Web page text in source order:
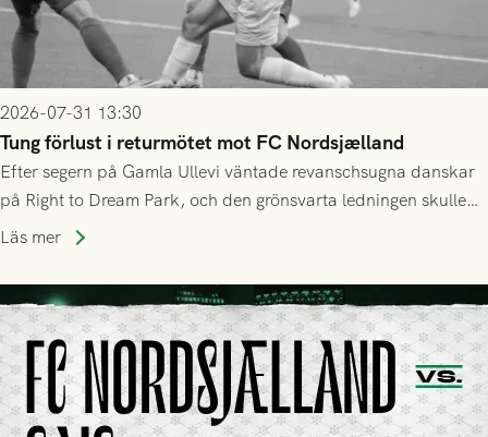
2026-07-31 13:30
Tung förlust i returmötet mot FC Nordsjælland
Efter segern på Gamla Ullevi väntade revanschsugna danskar
på Right to Dream Park, och den grönsvarta ledningen skulle
upphöra efter mindre än kvarten spelad. På lika mark visade
tennissiffror och det grönsvarta europaäventyret tog slut.
Läs mer